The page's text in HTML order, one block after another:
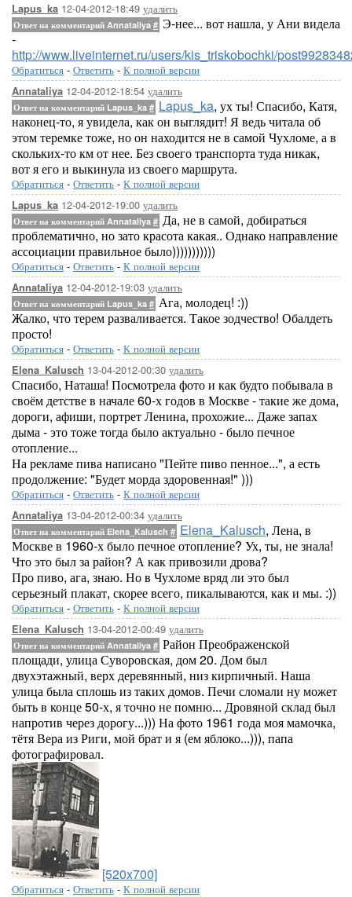
Lapus_ka 12-04-2012-18:49 удалить
Ответ на комментарий Annataliya # Э-нее... вот нашла, у Ани видела
-
http://www.liveinternet.ru/users/kis_triskobochki/
Обратиться - Ответить - К полной версии
Annataliya 12-04-2012-18:54 удалить
Ответ на комментарий Lapus_ka # Lapus_ka, ух ты! Спасибо, Катя,
наконец-то, я увидела, как он выглядит! Я ведь читала об
этом теремке тоже, но он находится не в самой Чухломе, а в
скольких-то км от нее. Без своего транспорта туда никак,
вот я его и выкинула из своего маршрута.
Обратиться - Ответить - К полной версии
Lapus_ka 12-04-2012-19:00 удалить
Ответ на комментарий Annataliya # Да, не в самой, добираться
проблематично, но зато красота какая.. Однако направление
ассоциации правильное было)))))))))))
Обратиться - Ответить - К полной версии
Annataliya 12-04-2012-19:03 удалить
Ответ на комментарий Lapus_ka # Ага, молодец! :))
Жалко, что терем разваливается. Такое зодчество! Обалдеть
просто!
Обратиться - Ответить - К полной версии
Elena_Kalusch 13-04-2012-00:30 удалить
Спасибо, Наташа! Посмотрела фото и как будто побывала в
своём детстве в начале 60-х годов в Москве - такие же дома,
дороги, афиши, портрет Ленина, прохожие... Даже запах
дыма - это тоже тогда было актуально - было печное
отопление...
На рекламе пива написано "Пейте пиво пенное...", а есть
продолжение: "Будет морда здоровенная!" )))
Обратиться - Ответить - К полной версии
Annataliya 13-04-2012-00:34 удалить
Ответ на комментарий Elena_Kalusch # Elena_Kalusch, Лена, в
Москве в 1960-х было печное отопление? Ух, ты, не знала!
Что это был за район? А как привозили дрова?
Про пиво, ага, знаю. Но в Чухломе вряд ли это был
серьезный плакат, скорее всего, пикалываются, как и мы. :))
Обратиться - Ответить - К полной версии
Elena_Kalusch 13-04-2012-00:49 удалить
Ответ на комментарий Annataliya # Район Преображенской
площади, улица Суворовская, дом 20. Дом был
двухэтажный, верх деревянный, низ кирпичный. Наша
улица была сплошь из таких домов. Печи сломали ну может
быть в конце 50-х, я точно не помню... Дровяной склад был
напротив через дорогу...))) На фото 1961 года моя мамочка,
тётя Вера из Риги, мой брат и я (ем яблоко...))), папа
фотографировал.
[520x700]
Обратиться - Ответить - К полной версии